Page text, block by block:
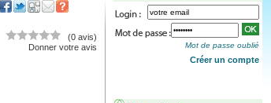
(0 avis)
Donner votre avis
Mot de passe oublié
Créer un compte